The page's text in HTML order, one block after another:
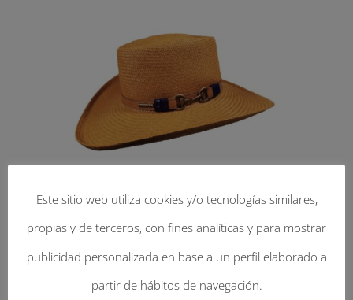
Enviar Un Comentario
Este sitio web utiliza cookies y/o tecnologías similares,
propias y de terceros, con fines analíticas y para mostrar
publicidad personalizada en base a un perfil elaborado a
partir de hábitos de navegación.